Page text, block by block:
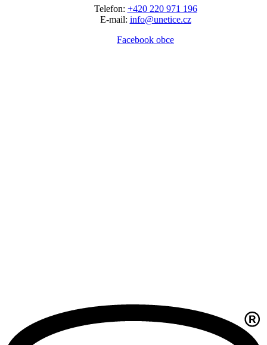
Telefon: +420 220 971 196
E-mail: info@unetice.cz
Facebook obce